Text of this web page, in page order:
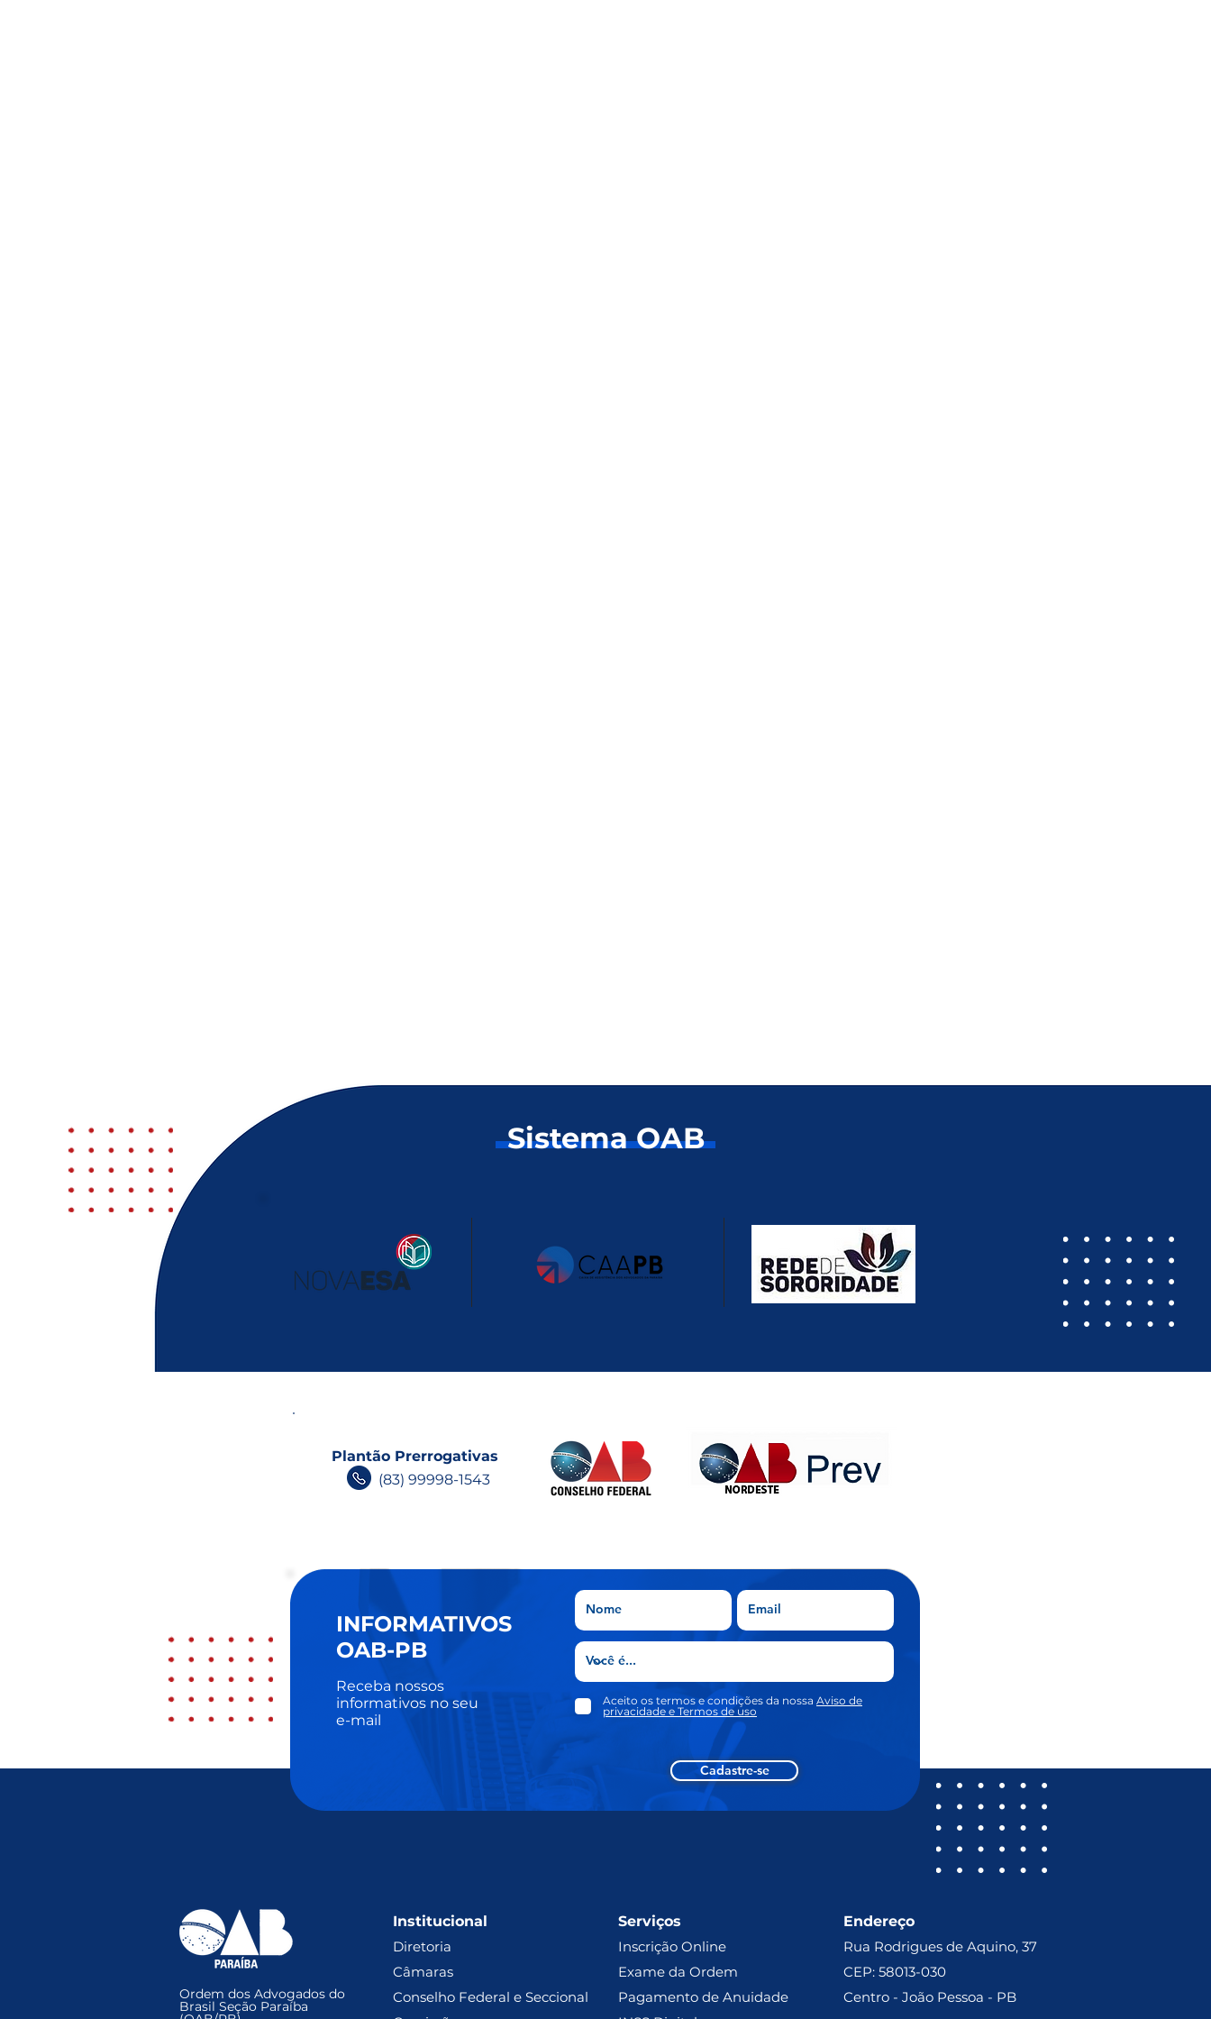
Sistema OAB
(83) 99998-1543
Plantão Prerrogativas
Ordem dos Advogados do
Brasil Seção Paraíba
Institucional
Diretoria
Câmaras
Conselho Federal e Seccional
Serviços
Inscrição Online
Exame da Ordem
Pagamento de Anuidade
Endereço
Rua Rodrigues de Aquino, 37
CEP: 58013-030
Centro - João Pessoa - PB
INFORMATIVOS
OAB-PB
Receba nossos
informativos no seu
e-mail
Aceito os termos e condições da nossa Aviso de
privacidade e Termos de uso
Cadastre-se